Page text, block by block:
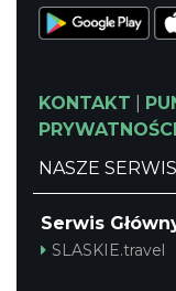
KONTAKT
PRYWATNOŚCI
NASZE
Serwis
SLASKIE.travel